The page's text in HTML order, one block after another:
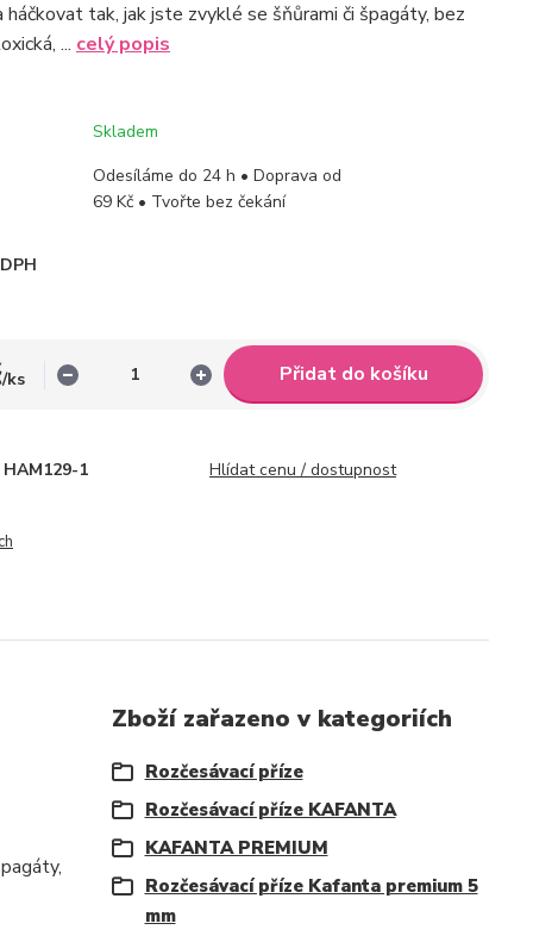
háčkovat tak, jak jste zvyklé se šňůrami či špagáty, bez
... celý popis
Skladem
Odesíláme do 24 h • Doprava od
69 Kč • Tvořte bez čekání
/ks Přidat do košíku
HAM129-1 Hlídat cenu / dostupnost
Zboží zařazeno v kategoriích
Rozčesávací příze
Rozčesávací příze KAFANTA
KAFANTA PREMIUM
Rozčesávací příze Kafanta premium 5
mm